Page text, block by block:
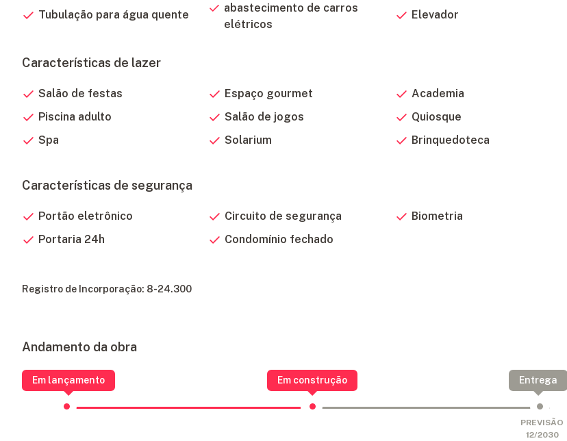
Tubulação para água quente
abastecimento de carros
elétricos
Elevador
Características de lazer
Salão de festas
Piscina adulto
Spa
Espaço gourmet
Salão de jogos
Solarium
Academia
Quiosque
Brinquedoteca
Características de segurança
Portão eletrônico
Portaria 24h
Circuito de segurança
Condomínio fechado
Biometria
Registro de Incorporação: 8-24.300
Andamento da obra
Em lançamento Em construção Entrega
PREVISÃO
12/2030